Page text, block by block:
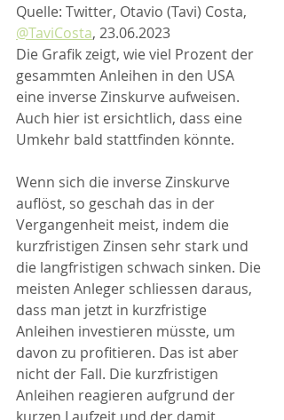
Quelle: Twitter, Otavio (Tavi) Costa,
@TaviCosta, 23.06.2023
Die Grafik zeigt, wie viel Prozent der
gesammten Anleihen in den USA
eine inverse Zinskurve aufweisen.
Auch hier ist ersichtlich, dass eine
Umkehr bald stattfinden könnte.
Wenn sich die inverse Zinskurve
auflöst, so geschah das in der
Vergangenheit meist, indem die
kurzfristigen Zinsen sehr stark und
die langfristigen schwach sinken. Die
meisten Anleger schliessen daraus,
dass man jetzt in kurzfristige
Anleihen investieren müsste, um
davon zu profitieren. Das ist aber
nicht der Fall. Die kurzfristigen
Anleihen reagieren aufgrund der
kurzen Laufzeit und der damit